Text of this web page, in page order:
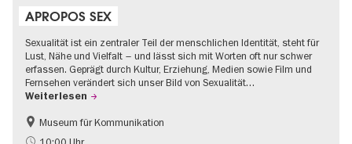
APROPOS SEX
Sexualität ist ein zentraler Teil der menschlichen Identität, steht für
Lust, Nähe und Vielfalt – und lässt sich mit Worten oft nur schwer
erfassen. Geprägt durch Kultur, Erziehung, Medien sowie Film und
Fernsehen verändert sich unser Bild von Sexualität…
Weiterlesen
Politik & Gesellschaft
Teenager
Museum für Kommunikation